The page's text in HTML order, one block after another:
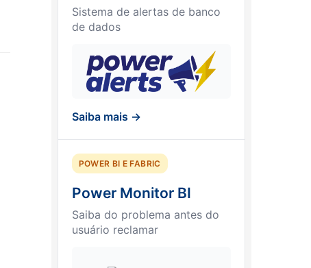
Sistema de alertas de banco
de dados
Saiba mais →
POWER BI E FABRIC
Power Monitor BI
Saiba do problema antes do
usuário reclamar